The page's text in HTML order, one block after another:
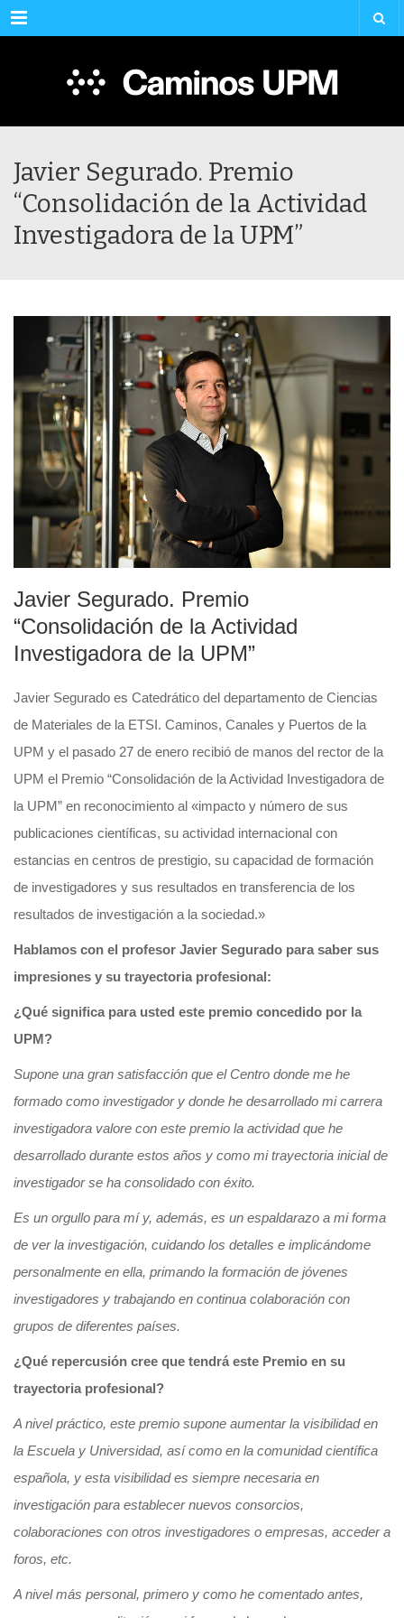
Menu
Javier Segurado. Premio
“Consolidación de la Actividad
Investigadora de la UPM”
Javier Segurado. Premio
“Consolidación de la Actividad
Investigadora de la UPM”
Javier Segurado es Catedrático del departamento de Ciencias
de Materiales de la ETSI. Caminos, Canales y Puertos de la
UPM y el pasado 27 de enero recibió de manos del rector de la
UPM el Premio “Consolidación de la Actividad Investigadora de
la UPM” en reconocimiento al «impacto y número de sus
publicaciones científicas, su actividad internacional con
estancias en centros de prestigio, su capacidad de formación
de investigadores y sus resultados en transferencia de los
resultados de investigación a la sociedad.»
Hablamos con el profesor Javier Segurado para saber sus
impresiones y su trayectoria profesional:
¿Qué significa para usted este premio concedido por la
UPM?
Supone una gran satisfacción que el Centro donde me he
formado como investigador y donde he desarrollado mi carrera
investigadora valore con este premio la actividad que he
desarrollado durante estos años y como mi trayectoria inicial de
investigador se ha consolidado con éxito.
Es un orgullo para mí y, además, es un espaldarazo a mi forma
de ver la investigación, cuidando los detalles e implicándome
personalmente en ella, primando la formación de jóvenes
investigadores y trabajando en continua colaboración con
grupos de diferentes países.
¿Qué repercusión cree que tendrá este Premio en su
trayectoria profesional?
A nivel práctico, este premio supone aumentar la visibilidad en
la Escuela y Universidad, así como en la comunidad científica
española, y esta visibilidad es siempre necesaria en
investigación para establecer nuevos consorcios,
colaboraciones con otros investigadores o empresas, acceder a
foros, etc.
A nivel más personal, primero y como he comentado antes,